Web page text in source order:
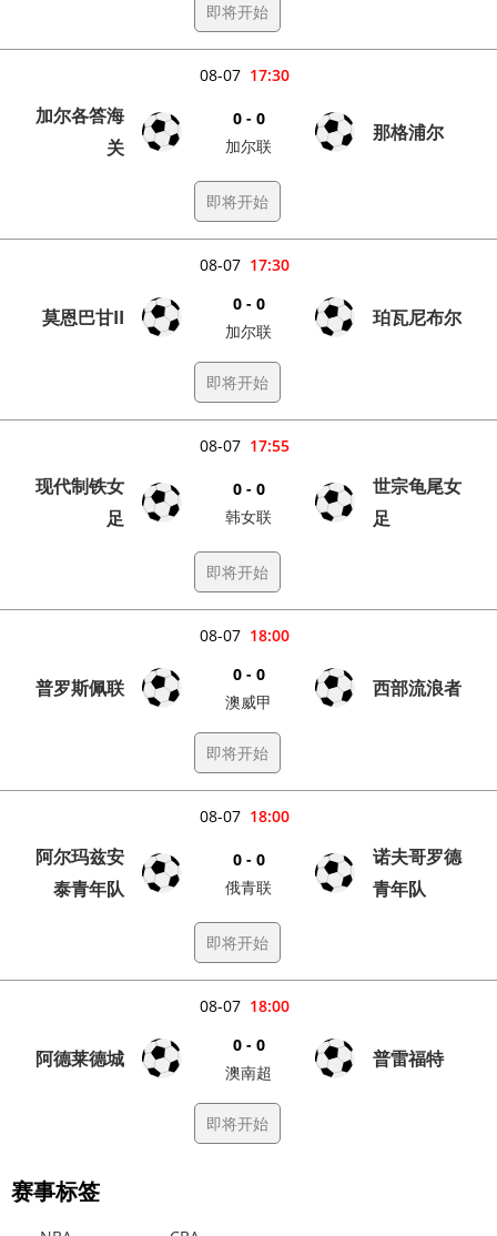
即将开始
17:30
08-07
加尔各答海
关
0 - 0
加尔联
那格浦尔
即将开始
17:30
08-07
莫恩巴甘II
0 - 0
加尔联
珀瓦尼布尔
即将开始
17:55
08-07
现代制铁女
足
0 - 0
韩女联
世宗龟尾女
足
即将开始
18:00
08-07
普罗斯佩联
0 - 0
澳威甲
西部流浪者
即将开始
18:00
08-07
阿尔玛兹安
泰青年队
0 - 0
俄青联
诺夫哥罗德
青年队
即将开始
18:00
08-07
阿德莱德城
0 - 0
澳南超
普雷福特
即将开始
赛事标签